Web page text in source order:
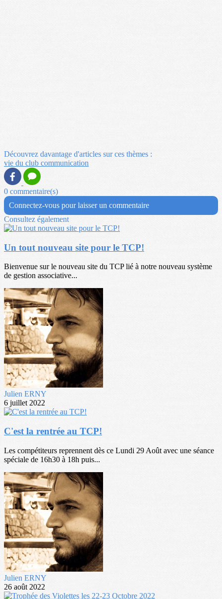
Découvrez davantage d'articles sur ces thèmes :
vie du club communication
0 commentaire(s)
Connectez-vous pour laisser un commentaire
Consultez également
Un tout nouveau site pour le TCP!
Bienvenue sur le nouveau site du TCP lié à notre nouveau système
de gestion associative...
Julien ERNY
6 juillet 2022
C'est la rentrée au TCP!
Les compétiteurs reprennent dès ce Lundi 29 Août avec une séance
spéciale de 16h30 à 18h puis...
Julien ERNY
26 août 2022